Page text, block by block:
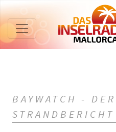
BAYWATCH -
STRANDBERICHT